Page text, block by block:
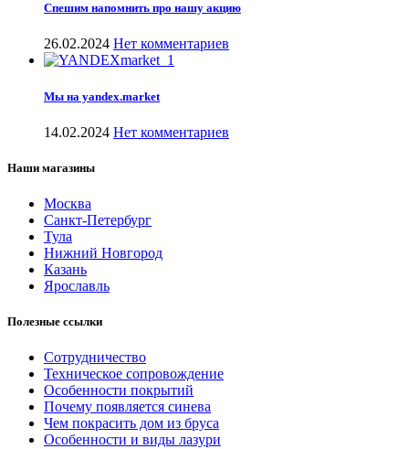
Спешим напомнить про нашу акцию
26.02.2024 Нет комментариев
Мы на yandex.market
14.02.2024 Нет комментариев
Наши магазины
Москва
Санкт-Петербург
Тула
Нижний Новгород
Казань
Ярославль
Полезные ссылки
Сотрудничество
Техническое сопровождение
Особенности покрытий
Почему появляется синева
Чем покрасить дом из бруса
Особенности и виды лазури